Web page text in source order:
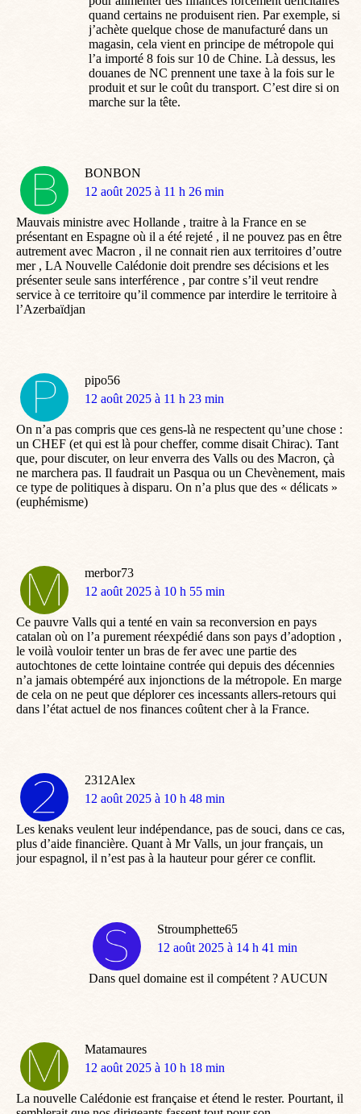
quand certains ne produisent rien. Par exemple, si
j’achète quelque chose de manufacturé dans un
magasin, cela vient en principe de métropole qui
l’a importé 8 fois sur 10 de Chine. Là dessus, les
douanes de NC prennent une taxe à la fois sur le
produit et sur le coût du transport. C’est dire si on
marche sur la tête.
BONBON
dit
12 août 2025 à 11 h 26 min
Mauvais ministre avec Hollande , traitre à la France en se
présentant en Espagne où il a été rejeté , il ne pouvez pas en être
autrement avec Macron , il ne connait rien aux territoires d’outre
mer , LA Nouvelle Calédonie doit prendre ses décisions et les
présenter seule sans interférence , par contre s’il veut rendre
service à ce territoire qu’il commence par interdire le territoire à
l’Azerbaïdjan
pipo56
dit
12 août 2025 à 11 h 23 min
On n’a pas compris que ces gens-là ne respectent qu’une chose :
un CHEF (et qui est là pour cheffer, comme disait Chirac). Tant
que, pour discuter, on leur enverra des Valls ou des Macron, çà
ne marchera pas. Il faudrait un Pasqua ou un Chevènement, mais
ce type de politiques à disparu. On n’a plus que des « délicats »
(euphémisme)
merbor73
dit
12 août 2025 à 10 h 55 min
Ce pauvre Valls qui a tenté en vain sa reconversion en pays
catalan où on l’a purement réexpédié dans son pays d’adoption ,
le voilà vouloir tenter un bras de fer avec une partie des
autochtones de cette lointaine contrée qui depuis des décennies
n’a jamais obtempéré aux injonctions de la métropole. En marge
de cela on ne peut que déplorer ces incessants allers-retours qui
dans l’état actuel de nos finances coûtent cher à la France.
2312Alex
dit
12 août 2025 à 10 h 48 min
Les kenaks veulent leur indépendance, pas de souci, dans ce cas,
plus d’aide financière. Quant à Mr Valls, un jour français, un
jour espagnol, il n’est pas à la hauteur pour gérer ce conflit.
Stroumphette65
dit
12 août 2025 à 14 h 41 min
Dans quel domaine est il compétent ? AUCUN
Matamaures
dit
12 août 2025 à 10 h 18 min
La nouvelle Calédonie est française et étend le rester. Pourtant, il